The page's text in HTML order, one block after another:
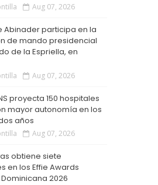
Aug 07, 2026
Abinader participa en la
de mando presidencial
de la Espriella, en
Aug 07, 2026
proyecta 150 hospitales
mayor autonomía en los
años
Aug 07, 2026
obtiene siete
en los Effie Awards
2026